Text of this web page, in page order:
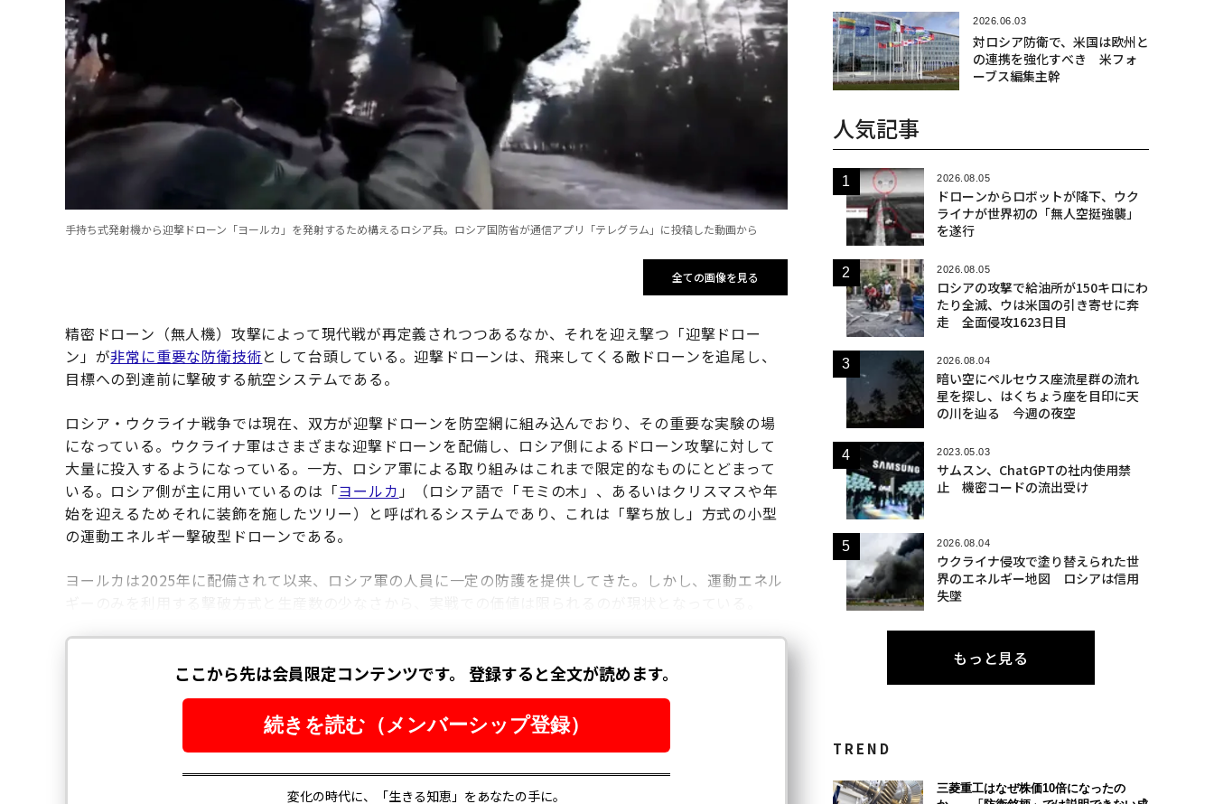
手持ち式発射機から迎撃ドローン「ヨールカ」を発射するため構えるロシア兵。ロシア国防省が通信アプリ「テレグラム」に投稿した動画から
全ての画像を見る
精密ドローン（無人機）攻撃によって現代戦が再定義されつつあるなか、それを迎え撃つ「迎撃ドロー
ン」が非常に重要な防衛技術として台頭している。迎撃ドローンは、飛来してくる敵ドローンを追尾し、
目標への到達前に撃破する航空システムである。
ロシア・ウクライナ戦争では現在、双方が迎撃ドローンを防空網に組み込んでおり、その重要な実験の場
になっている。ウクライナ軍はさまざまな迎撃ドローンを配備し、ロシア側によるドローン攻撃に対して
大量に投入するようになっている。一方、ロシア軍による取り組みはこれまで限定的なものにとどまって
いる。ロシア側が主に用いているのは「ヨールカ」（ロシア語で「モミの木」、あるいはクリスマスや年
始を迎えるためそれに装飾を施したツリー）と呼ばれるシステムであり、これは「撃ち放し」方式の小型
の運動エネルギー撃破型ドローンである。
ヨールカは2025年に配備されて以来、ロシア軍の人員に一定の防護を提供してきた。しかし、運動エネル
2026.06.03
対ロシア防衛で、米国は欧州と
の連携を強化すべき 米フォ
ーブス編集主幹
人気記事
2026.08.05
ドローンからロボットが降下、ウク
ライナが世界初の「無人空挺強襲」
を遂行
2026.08.05
ロシアの攻撃で給油所が150キロにわ
たり全滅、ウは米国の引き寄せに奔
走 全面侵攻1623日目
2026.08.04
暗い空にペルセウス座流星群の流れ
星を探し、はくちょう座を目印に天
の川を辿る 今週の夜空
2023.05.03
サムスン、ChatGPTの社内使用禁
止 機密コードの流出受け
2026.08.04
ウクライナ侵攻で塗り替えられた世
界のエネルギー地図 ロシアは信用
失墜
もっと見る
TREND
三菱重工はなぜ株価10倍になったの